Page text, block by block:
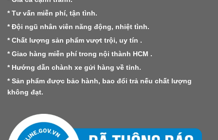
* Tư vấn miễn phí, tận tình.
* Đội ngũ nhân viên năng động, nhiệt tình.
* Chất lượng sản phẩm vượt trội, uy tín .
* Giao hàng miễn phí trong nội thành HCM .
* Hướng dẫn chành xe gửi hàng về tỉnh.
* Sản phẩm được bảo hành, bao đổi trả nếu chất lượng
không đạt.